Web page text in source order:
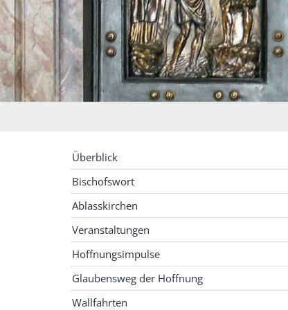
Überblick
Bischofswort
Ablasskirchen
Veranstaltungen
Hoffnungsimpulse
Glaubensweg der Hoffnung
Wallfahrten